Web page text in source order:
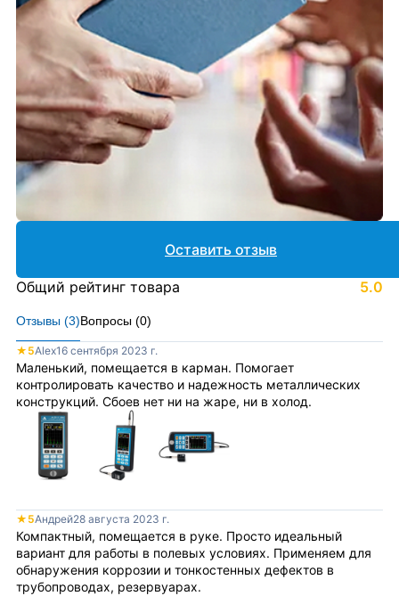
Отзывы (3)Вопросы (0)
★ 5Alex16 сентября 2023 г.
Маленький, помещается в карман. Помогает
контролировать качество и надежность металлических
конструкций. Сбоев нет ни на жаре, ни в холод.
★ 5Андрей28 августа 2023 г.
Компактный, помещается в руке. Просто идеальный
вариант для работы в полевых условиях. Применяем для
обнаружения коррозии и тонкостенных дефектов в
трубопроводах, резервуарах.
Оставить отзыв
Общий рейтинг товара 5.0